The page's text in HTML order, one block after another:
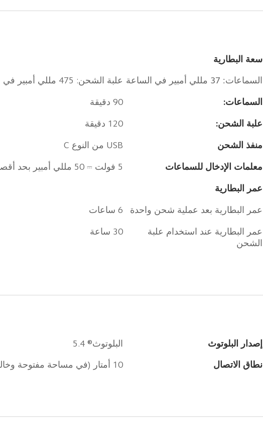
سعة البطارية
السماعات: 37 مللي أمبير في الساعة علبة الشحن: 475 مللي أمبير في الساعة
السماعات: 90 دقيقة
علبة الشحن: 120 دقيقة
منفذ الشحن USB من النوع C
معلمات الإدخال للسماعات 5 فولت ⎓ 50 مللي أمبير بحد أقصى (لكل سماعة أذن)
عمر البطارية
عمر البطارية بعد عملية شحن واحدة 6 ساعات
عمر البطارية عند استخدام علبة
الشحن
30 ساعة
إصدار البلوتوث البلوتوث® 5.4
نطاق الاتصال 10 أمتار (في مساحة مفتوحة وخالية من العوائق)